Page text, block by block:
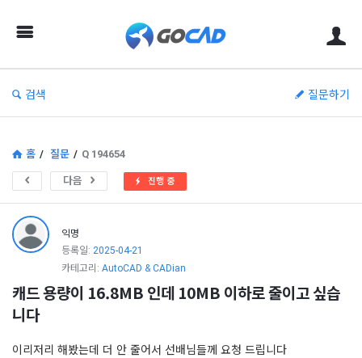
캐
(CAD)
정
보
중
심
검색 질문하기
홈 / 질문 / Q 194654
다음 진행 중
익명
등록일: 2025-04-21
카테고리: AutoCAD & CADian
캐드 용량이 16.8MB 인데 10MB 이하로 줄이고 싶습
니다
이리저리 해봤는데 더 안 줄어서 선배님들께 요청 드립니다